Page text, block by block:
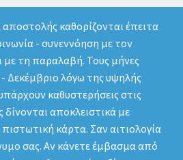
καθορίζονται έπειτα
- συνεννόηση με τον
με τη παραλαβή. Τους μήνες
Δεκέμβριο λόγω της υψηλής
καθυστερήσεις στις
αποκλειστικά με
κάρτα. Σαν αιτιολογία
σας. Αν κάνετε έμβασμα από
2026
Δημιουργημένο με το